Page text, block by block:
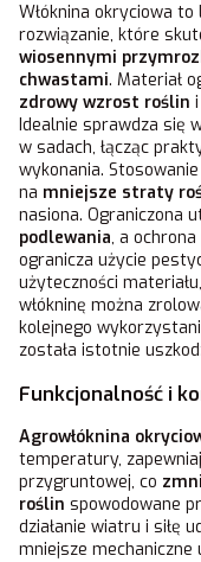
Włóknina okryciowa to
rozwiązanie, które
wiosennymi
chwastami. Materiał
zdrowy wzrost roślin
Idealnie sprawdza się
w sadach, łącząc
wykonania.
na mniejsze straty
nasiona. Ograniczona
podlewania, a
ogranicza użycie
użyteczności
włókninę można
kolejnego
została istotnie
Funkcjonalność i
Agrowłóknina
temperatury,
przygruntowej, co
roślin spowodowane
działanie wiatru i siłę
mniejsze mechaniczne